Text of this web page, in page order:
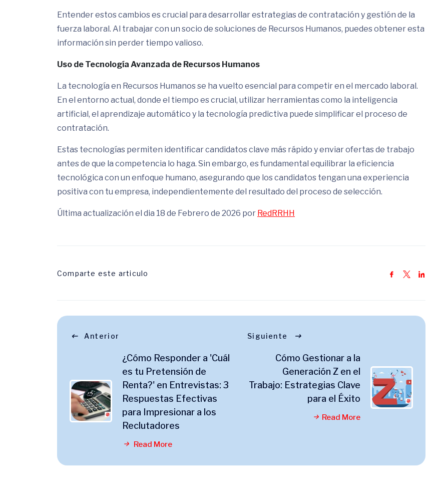
Entender estos cambios es crucial para desarrollar estrategias de contratación y gestión de la
fuerza laboral. Al trabajar con un socio de soluciones de Recursos Humanos, puedes obtener esta
información sin perder tiempo valioso.
Uso de Tecnología Avanzada de Recursos Humanos
La tecnología en Recursos Humanos se ha vuelto esencial para competir en el mercado laboral.
En el entorno actual, donde el tiempo es crucial, utilizar herramientas como la inteligencia
artificial, el aprendizaje automático y la tecnología predictiva puede simplificar el proceso de
contratación.
Estas tecnologías permiten identificar candidatos clave más rápido y enviar ofertas de trabajo
antes de que la competencia lo haga. Sin embargo, es fundamental equilibrar la eficiencia
tecnológica con un enfoque humano, asegurando que los candidatos tengan una experiencia
positiva con tu empresa, independientemente del resultado del proceso de selección.
Última actualización el dia 18 de Febrero de 2026 por RedRRHH
Comparte este articulo
Anterior
¿Cómo Responder a 'Cuál
es tu Pretensión de
Renta?' en Entrevistas: 3
Respuestas Efectivas
para Impresionar a los
Reclutadores
Read More
Siguiente
Cómo Gestionar a la
Generación Z en el
Trabajo: Estrategias Clave
para el Éxito
Read More